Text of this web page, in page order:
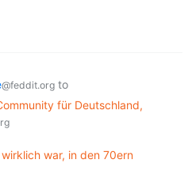
@feddit.org to
für Deutschland,
war, in den 70ern